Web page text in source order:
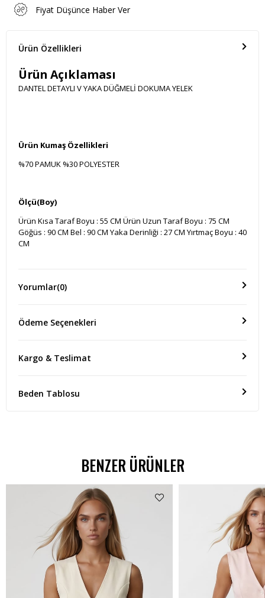
Fiyat Düşünce Haber Ver
Ürün Özellikleri
Ürün Açıklaması
DANTEL DETAYLI V YAKA DÜĞMELİ DOKUMA YELEK
Ürün Kumaş Özellikleri
%70 PAMUK %30 POLYESTER
Ölçü(Boy)
Ürün Kısa Taraf Boyu : 55 CM Ürün Uzun Taraf Boyu : 75 CM
Göğüs : 90 CM Bel : 90 CM Yaka Derinliği : 27 CM Yırtmaç Boyu : 40
CM
Yorumlar(0)
Ödeme Seçenekleri
Kargo & Teslimat
Beden Tablosu
BENZER ÜRÜNLER